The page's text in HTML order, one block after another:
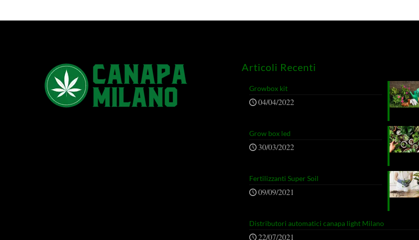
Articoli Recenti
Growbox kit
04/04/2022
Grow box led
30/03/2022
Fertilizzanti Super Soil
09/09/2021
Distributori automatici canapa light Milano
22/07/2021